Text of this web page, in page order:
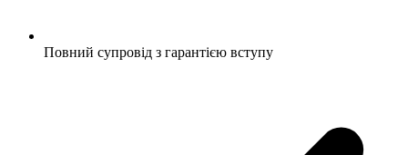
Повний супровід з гарантією вступу